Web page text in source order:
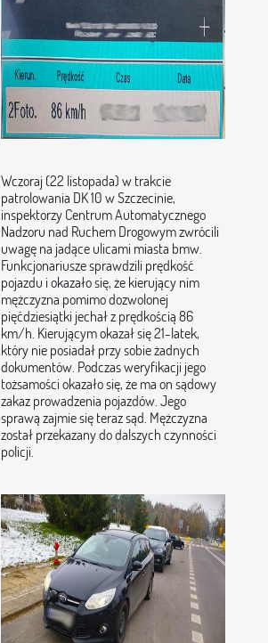
Wczoraj (22 listopada) w trakcie
patrolowania DK 10 w Szczecinie,
inspektorzy Centrum Automatycznego
Nadzoru nad Ruchem Drogowym zwrócili
uwagę na jadące ulicami miasta bmw.
Funkcjonariusze sprawdzili prędkość
pojazdu i okazało się, że kierujący nim
mężczyzna pomimo dozwolonej
pięćdziesiątki jechał z prędkością 86
km/h. Kierującym okazał się 21-latek,
który nie posiadał przy sobie żadnych
dokumentów. Podczas weryfikacji jego
tożsamości okazało się, że ma on sądowy
zakaz prowadzenia pojazdów. Jego
sprawą zajmie się teraz sąd. Mężczyzna
został przekazany do dalszych czynności
policji.